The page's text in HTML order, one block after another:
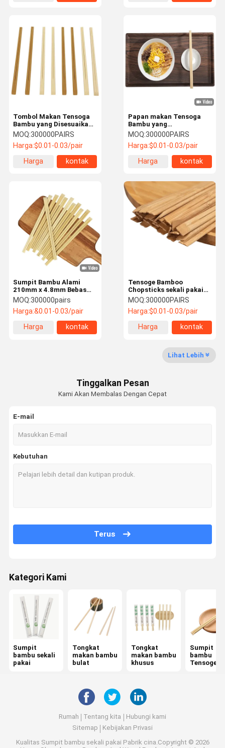
Rumah Produk
Kontrol
Hubungi
Kasus
Tongkat makan bambu bulat
Sumpit bambu Tensoge
Tongkat makan sushi Jepang
Sumpit gaya Jepang
Tongkat makan yang dibungkus secara individual
Bamboo Skewers
BBQ Bamboo Stick
Sendok Garpu Bambu Sekali Pakai
Kotak makan siang sekali pakai
Sikat Gigi Bambu
Sikat Gigi Bambu Bulu Halus
Sisir Rambut Bambu
Papan makan Tensoga
Bambu yang
dipersonalisasi Set
peralatan makan
perjalanan yang dapat
pengalaman makan yang
ramah lingkungan
MOQ:300000PAIRS
Harga:$0.01-0.03/pair
Harga
kontak
Tombol Makan Tensoga
Bambu yang Disesuaikan
Tombol Makan Cina
Portable Takeaway
MOQ:300000PAIRS
Harga:$0.01-0.03/pair
Harga
kontak
Tensoge Bamboo
Chopsticks sekali pakai
Warna alami Mao
Bamboo sekali pakai
Chopsticks Bulk
MOQ:300000PAIRS
Harga:$0.01-0.03/pair
Harga
kontak
Sumpit Bambu Alami
210mm x 4.8mm Bebas
Serpihan Sekali Pakai
MOQ:300000pairs
Harga:&0.01-0.03/pair
Harga
kontak
Lihat Lebih
Tinggalkan Pesan
Kami Akan Membalas Dengan Cepat
E-mail
Kebutuhan
Terus
Kategori Kami
Sumpit
bambu sekali
pakai
Tongkat
makan bambu
bulat
Tongkat
makan bambu
khusus
Sumpit
bambu
Tensoge
Rumah Tentang kita
Hubungi kami
Sitemap
Kebijakan Privasi
Kualitas Sumpit bambu sekali pakai Pabrik cina.Copyright © 2026